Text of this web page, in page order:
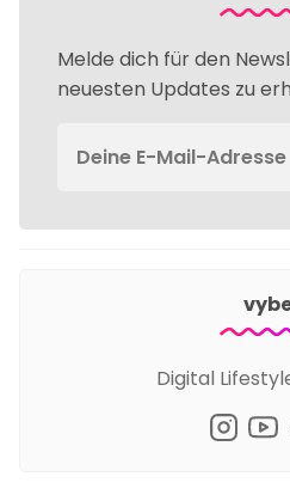
Melde dich für den
neuesten Updates zu
Digital